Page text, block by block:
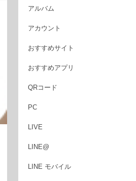
アルバム
アカウント
おすすめサイト
おすすめアプリ
QRコード
PC
LIVE
LINE@
LINE モバイル